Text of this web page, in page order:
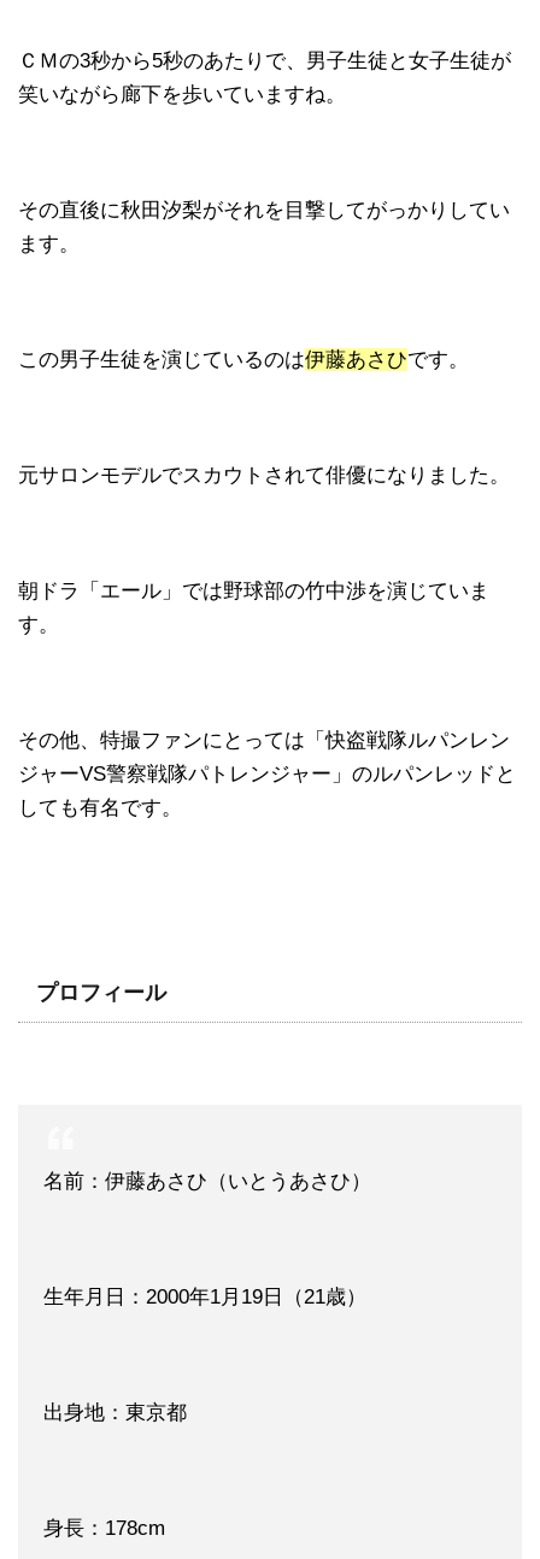
ＣＭの3秒から5秒のあたりで、男子生徒と女子生徒が
笑いながら廊下を歩いていますね。
その直後に秋田汐梨がそれを目撃してがっかりしてい
ます。
この男子生徒を演じているのは伊藤あさひです。
元サロンモデルでスカウトされて俳優になりました。
朝ドラ「エール」では野球部の竹中渉を演じていま
す。
その他、特撮ファンにとっては「快盗戦隊ルパンレン
ジャーVS警察戦隊パトレンジャー」のルパンレッドと
しても有名です。
プロフィール
名前：伊藤あさひ（いとうあさひ）
生年月日：2000年1月19日（21歳）
出身地：東京都
身長：178cm